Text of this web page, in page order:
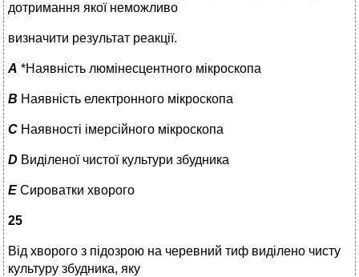
дотримання якої неможливо
визначити результат реакції.
A *Наявність люмінесцентного мікроскопа
B Наявність електронного мікроскопа
C Наявності імерсійного мікроскопа
D Виділеної чистої культури збудника
E Сироватки хворого
25
Від хворого з підозрою на черевний тиф виділено чисту
культуру збудника, яку